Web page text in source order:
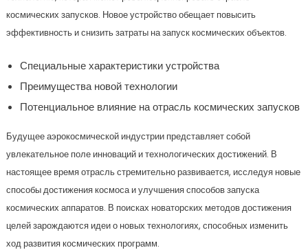
космических запусков. Новое устройство обещает повысить
эффективность и снизить затраты на запуск космических объектов.
Специальные характеристики устройства
Преимущества новой технологии
Потенциальное влияние на отрасль космических запусков
Будущее аэрокосмической индустрии представляет собой
увлекательное поле инноваций и технологических достижений. В
настоящее время отрасль стремительно развивается, исследуя новые
способы достижения космоса и улучшения способов запуска
космических аппаратов. В поисках новаторских методов достижения
целей зарождаются идеи о новых технологиях, способных изменить
ход развития космических программ.